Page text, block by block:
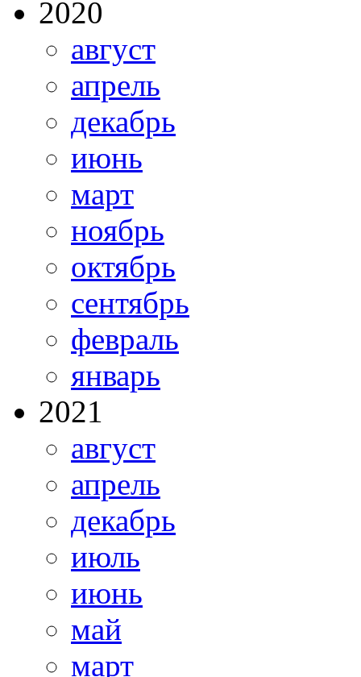
2020
август
апрель
декабрь
июнь
март
ноябрь
октябрь
сентябрь
февраль
январь
2021
август
апрель
декабрь
июль
июнь
май
март